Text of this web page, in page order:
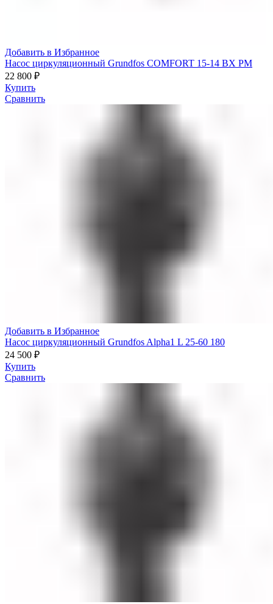
Добавить в Избранное
Насос циркуляционный Grundfos COMFORT 15-14 BX PM
22 800 ₽
Купить
Сравнить
Добавить в Избранное
Насос циркуляционный Grundfos Alpha1 L 25-60 180
24 500 ₽
Купить
Сравнить